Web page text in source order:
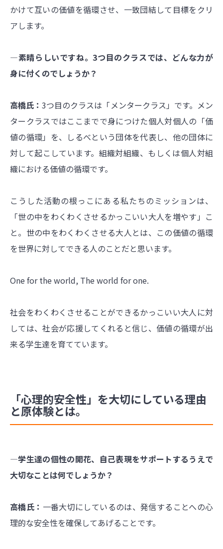
かけて互いの価値を循環させ、一致団結して目標をクリ
アします。
―素晴らしいですね。3つ目のクラスでは、どんな力が
身に付くのでしょうか？
高橋氏：3つ目のクラスは「メンタークラス」です。メン
タークラスではここまでで身につけた個人対個人の「価
値の循環」を、しるべという団体を代表し、他の団体に
対して起こしています。組織対組織、もしくは個人対組
織における価値の循環です。
こうした活動の根っこにある私たちのミッションは、
「世の中をわくわくさせるかっこいい大人を増やす」こ
と。世の中をわくわくさせる大人とは、この価値の循環
を世界に対してできる人のことだと思います。
One for the world, The world for one.
社会をわくわくさせることができるかっこいい大人に対
しては、社会が応援してくれると信じ、価値の循環が出
来る学生達を育てています。
「心理的安全性」を大切にしている理由
と原体験とは。
―学生達の個性の開花、自己表現をサポートするうえで
大切なことは何でしょうか？
高橋氏： 一番大切にしているのは、発信することへの心
理的な安全性を確保してあげることです。